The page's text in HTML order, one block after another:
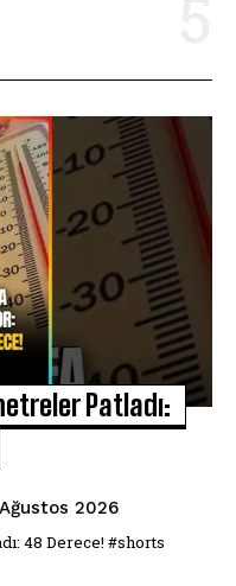
Patladı:
2026
48 Derece! #shorts